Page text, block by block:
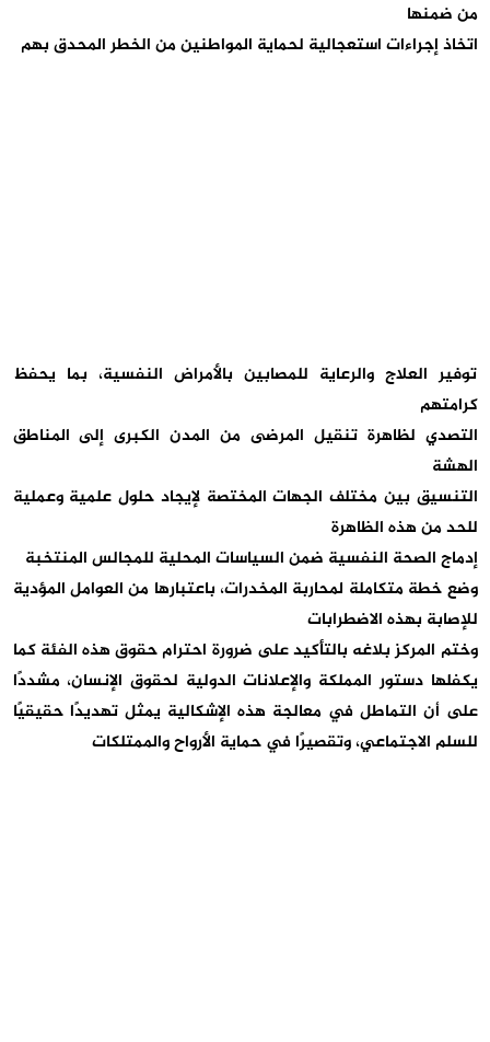
من ضمنها
اتخاذ إجراءات استعجالية لحماية المواطنين من الخطر المحدق بهم
توفير العلاج والرعاية للمصابين بالأمراض النفسية، بما يحفظ
كرامتهم
التصدي لظاهرة تنقيل المرضى من المدن الكبرى إلى المناطق
الهشة
التنسيق بين مختلف الجهات المختصة لإيجاد حلول علمية وعملية
للحد من هذه الظاهرة
إدماج الصحة النفسية ضمن السياسات المحلية للمجالس المنتخبة
وضع خطة متكاملة لمحاربة المخدرات، باعتبارها من العوامل المؤدية
للإصابة بهذه الاضطرابات
وختم المركز بلاغه بالتأكيد على ضرورة احترام حقوق هذه الفئة كما
يكفلها دستور المملكة والإعلانات الدولية لحقوق الإنسان، مشددًا
على أن التماطل في معالجة هذه الإشكالية يمثل تهديدًا حقيقيًا
للسلم الاجتماعي، وتقصيرًا في حماية الأرواح والممتلكات